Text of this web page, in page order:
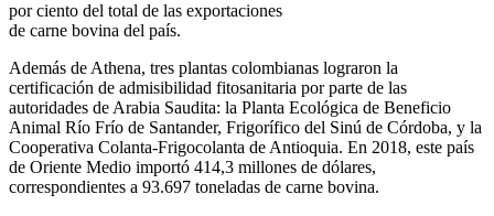
por ciento del total de las exportaciones
de carne bovina del país.
Además de Athena, tres plantas colombianas lograron la
certificación de admisibilidad fitosanitaria por parte de las
autoridades de Arabia Saudita: la Planta Ecológica de Beneficio
Animal Río Frío de Santander, Frigorífico del Sinú de Córdoba, y la
Cooperativa Colanta-Frigocolanta de Antioquia. En 2018, este país
de Oriente Medio importó 414,3 millones de dólares,
correspondientes a 93.697 toneladas de carne bovina.